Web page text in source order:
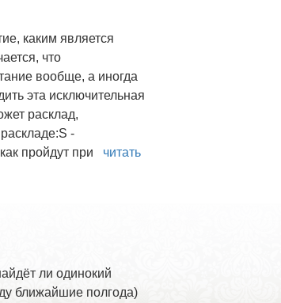
каким является
что
вообще, а иногда
эта исключительная
расклад,
-
пройдут при читать
ли одинокий
ближайшие полгода)